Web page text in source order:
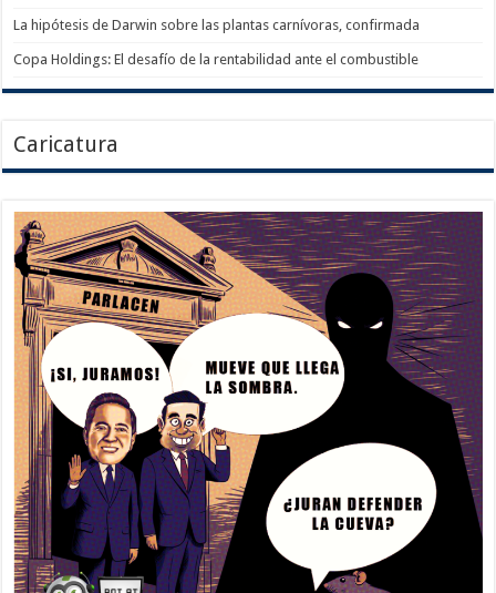
La hipótesis de Darwin sobre las plantas carnívoras, confirmada
Copa Holdings: El desafío de la rentabilidad ante el combustible
Caricatura